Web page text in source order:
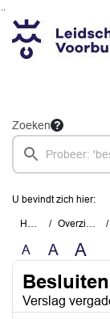
Ga naar de inhoud van
Ga naar het zoeken
Ga naar het menu
Zoeken
U bevindt zich hier:
Home Overzichten
A A A
Verslag